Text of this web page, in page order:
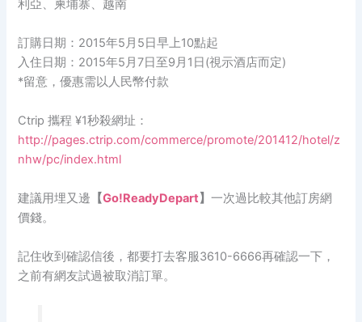
利亞、柬埔寨、越南
訂購日期：2015年5月5日早上10點起
入住日期：2015年5月7日至9月1日(視示酒店而定)
*留意，優惠需以人民幣付款
Ctrip 攜程 ¥1秒殺網址：
http://pages.ctrip.com/commerce/promote/201412/hotel/z
nhw/pc/index.html
建議用埋又邊 【Go!ReadyDepart】一次過比較其他訂房網
價錢。
記住收到確認信後，都要打去客服3610-6666再確認一下，
之前有網友試過被取消訂單。